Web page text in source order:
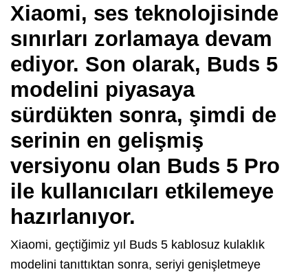
Xiaomi, ses teknolojisinde
sınırları zorlamaya devam
ediyor. Son olarak, Buds 5
modelini piyasaya
sürdükten sonra, şimdi de
serinin en gelişmiş
versiyonu olan Buds 5 Pro
ile kullanıcıları etkilemeye
hazırlanıyor.
Xiaomi, geçtiğimiz yıl Buds 5 kablosuz kulaklık
modelini tanıttıktan sonra, seriyi genişletmeye